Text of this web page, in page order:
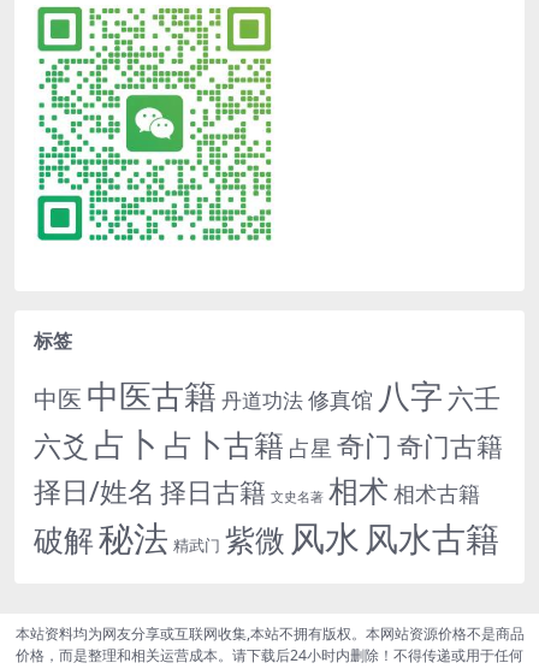
标签
中医 中医古籍 丹道功法修真馆 八字 六壬
六爻 占卜 占卜古籍 占星 奇门 奇门古籍
择日/姓名 择日古籍 文史名著 相术 相术古籍
破解秘法 精武门 紫微 风水 风水古籍
本站资料均为网友分享或互联网收集,本站不拥有版权。本网站资源价格不是商品
价格，而是整理和相关运营成本。请下载后24小时内删除！不得传递或用于任何